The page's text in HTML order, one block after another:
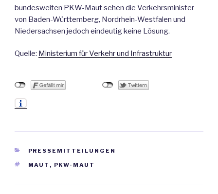
bundesweiten PKW-Maut sehen die Verkehrsminister
von Baden-Württemberg, Nordrhein-Westfalen und
Niedersachsen jedoch eindeutig keine Lösung.
Quelle: Ministerium für Verkehr und Infrastruktur
KATEGORIEN
PRESSEMITTEILUNGEN
SCHLAGWÖRTER
MAUT , PKW-MAUT